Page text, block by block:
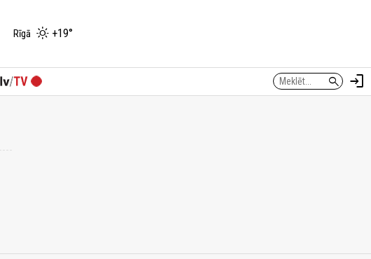
Rīgā +19°
search login